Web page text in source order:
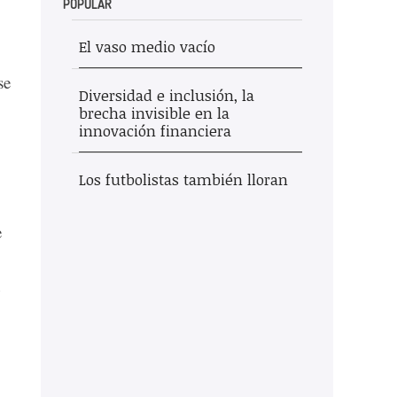
POPULAR
El vaso medio vacío
Diversidad e inclusión, la
brecha invisible en la
innovación financiera
Los futbolistas también lloran